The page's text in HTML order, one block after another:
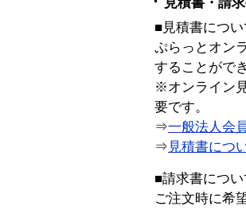
見積書・請
■見積書につい
ぷらっとオン
することがで
※オンライン
要です。
⇒一般法人会
⇒ 見積書につ
■請求書につい
ご注文時に希